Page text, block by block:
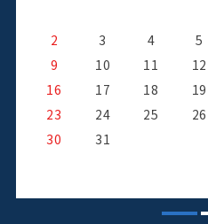
2
3 4 5
9
10 11 12
16
17 18 19
23
24 25 26
30
31